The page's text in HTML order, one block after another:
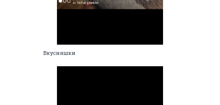
Вкусняшки